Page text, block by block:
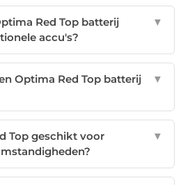
Red Top batterij
accu's?
▼
Optima Red Top batterij
▼
Top geschikt voor
▼